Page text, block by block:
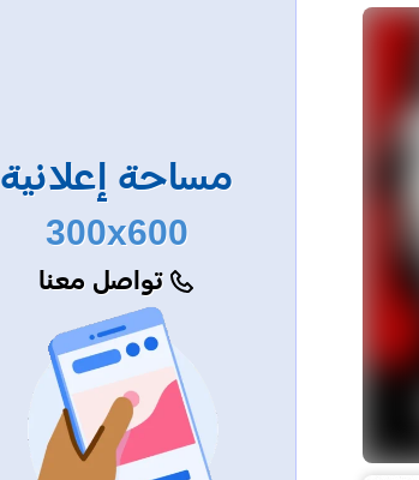
مساحة إعلانية
300x600
تواصل معنا